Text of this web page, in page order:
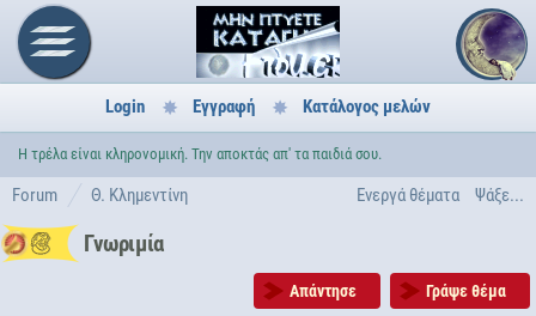
Login Εγγραφή Κατάλογος μελών
Η τρέλα είναι κληρονομική. Την αποκτάς απ' τα παιδιά σου.
Ενεργά θέματα Ψάξε...
Forum Θ. Κλημεντίνη
Γνωριμία
Απάντησε Γράψε θέμα